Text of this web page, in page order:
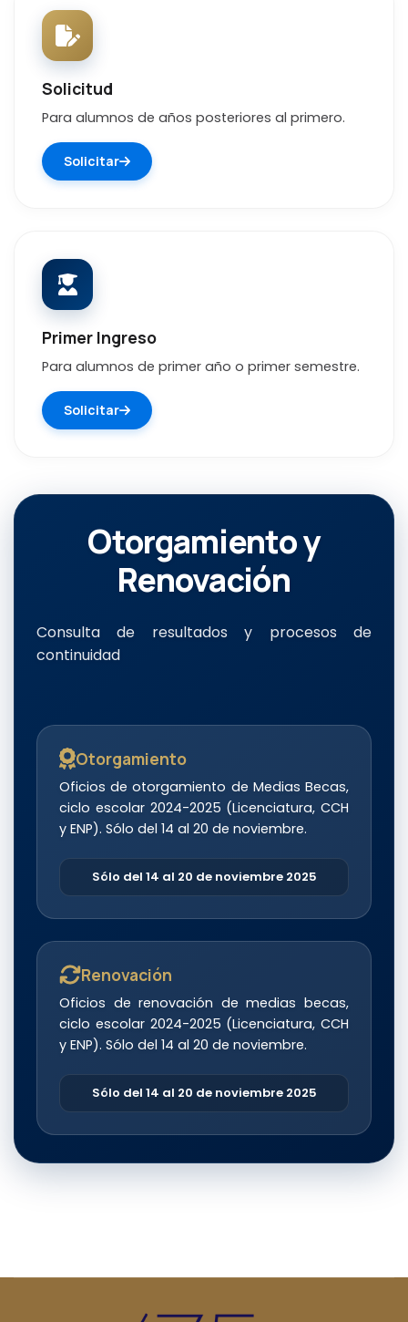
Solicitud
Para alumnos de años posteriores al primero.
Solicitar
Primer Ingreso
Para alumnos de primer año o primer semestre.
Solicitar
Otorgamiento y
Renovación
Consulta de resultados y procesos de
continuidad
Otorgamiento
Oficios de otorgamiento de Medias Becas,
ciclo escolar 2024-2025 (Licenciatura, CCH
y ENP). Sólo del 14 al 20 de noviembre.
Sólo del 14 al 20 de noviembre 2025
Renovación
Oficios de renovación de medias becas,
ciclo escolar 2024-2025 (Licenciatura, CCH
y ENP). Sólo del 14 al 20 de noviembre.
Sólo del 14 al 20 de noviembre 2025